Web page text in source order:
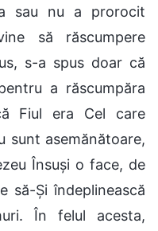
sau nu a prorocit
să răscumpere
s-a spus doar că
a răscumpăra
Fiul era Cel care
sunt asemănătoare,
Însuși o face, de
să-Și îndeplinească
În felul acesta,